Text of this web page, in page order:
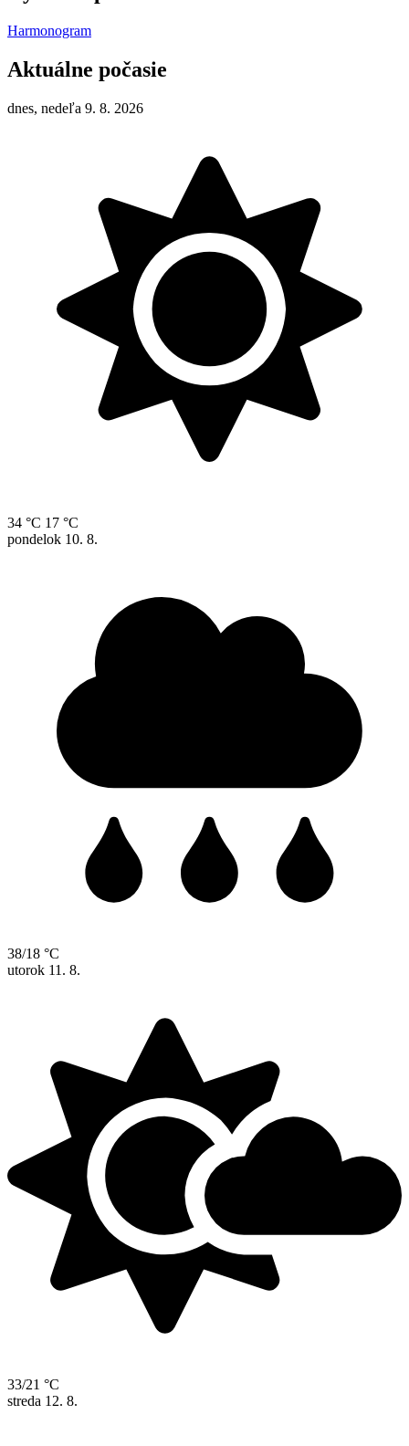
Harmonogram
Aktuálne počasie
dnes, nedeľa 9. 8. 2026
34 °C 17 °C
pondelok 10. 8.
38/18 °C
utorok 11. 8.
33/21 °C
streda 12. 8.